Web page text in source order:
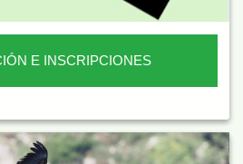
E INSCRIPCIONES